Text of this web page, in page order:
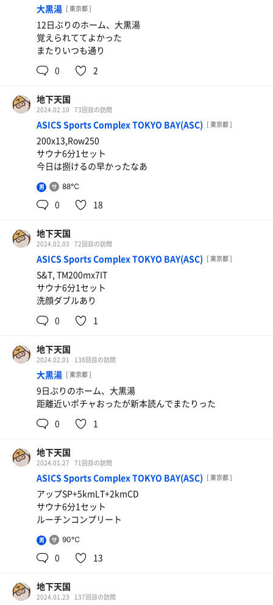
大黒湯 [ 東京都 ]
12日ぶりのホーム、大黒湯
覚えられててよかった
またりいつも通り
0
2
地下天国
2024.02.10 73回目の訪問
ASICS Sports Complex TOKYO BAY(ASC) [ 東京都 ]
200x13,Row250
サウナ6分1セット
今日は捌けるの早かったなあ
男 88℃
0 18
地下天国
2024.02.03 72回目の訪問
ASICS Sports Complex TOKYO BAY(ASC) [ 東京都 ]
S&T, TM200mx7IT
サウナ6分1セット
洗顔ダブルあり
0
1
地下天国
2024.02.01 138回目の訪問
大黒湯 [ 東京都 ]
9日ぶりのホーム、大黒湯
距離近いポチャおったが新本読んでまたりった
0
1
地下天国
2024.01.27 71回目の訪問
ASICS Sports Complex TOKYO BAY(ASC) [ 東京都 ]
アップSP+5kmLT+2kmCD
サウナ6分1セット
ルーチンコンプリート
男 90℃
0 13
地下天国
2024.01.23 137回目の訪問